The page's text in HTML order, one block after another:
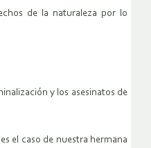
de la naturaleza por lo
y los asesinatos de
el caso de nuestra hermana